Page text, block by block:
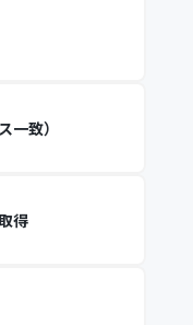
一致）
得